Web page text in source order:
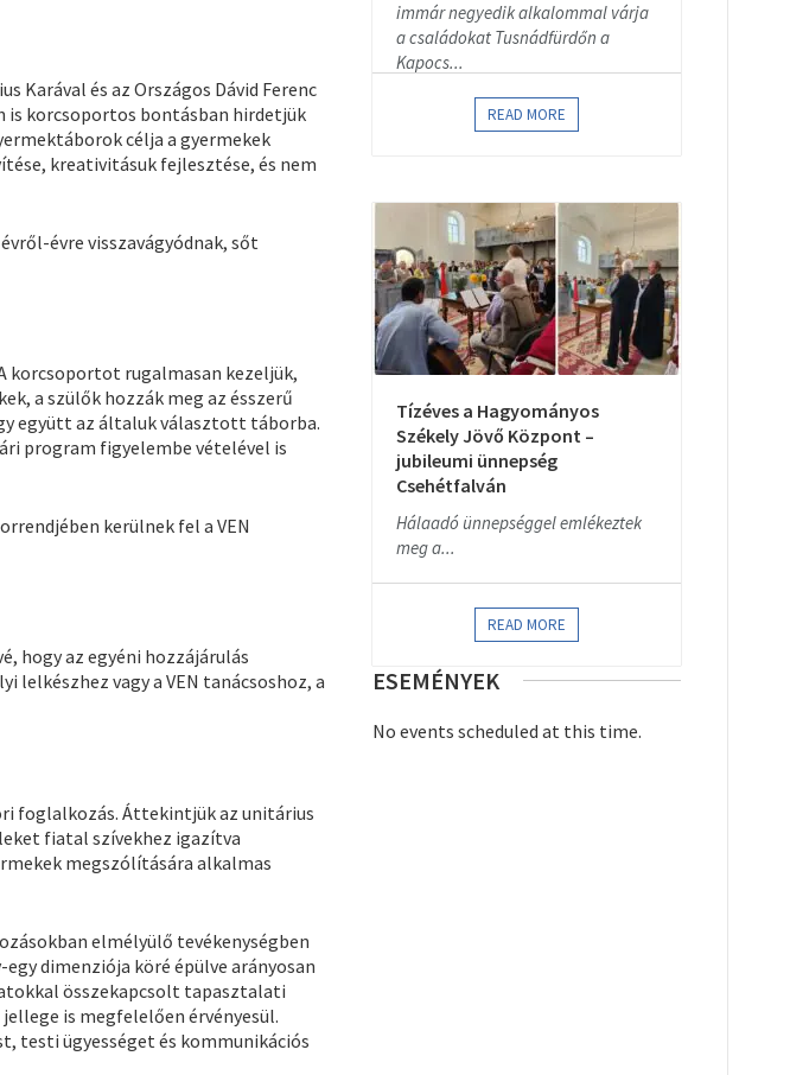
Karával és az Országos Dávid Ferenc
is korcsoportos bontásban hirdetjük
célja a gyermekek
kreativitásuk fejlesztése, és nem
évre visszavágyódnak, sőt
korcsoportot rugalmasan kezeljük,
a szülők hozzák meg az ésszerű
együtt az általuk választott táborba.
program figyelembe vételével is
kerülnek fel a VEN
hogy az egyéni hozzájárulás
lelkészhez vagy a VEN tanácsoshoz, a
foglalkozás. Áttekintjük az unitárius
fiatal szívekhez igazítva
megszólítására alkalmas
elmélyülő tevékenységben
dimenziója köré épülve arányosan
összekapcsolt tapasztalati
is megfelelően érvényesül.
testi ügyességet és kommunikációs
immár negyedik alkalommal várja
a családokat Tusnádfürdőn a
Kapocs...
READ MORE
Tízéves a Hagyományos
Székely Jövő Központ –
jubileumi ünnepség
Csehétfalván
Hálaadó ünnepséggel emlékeztek
meg a...
READ MORE
ESEMÉNYEK
No events scheduled at this time.